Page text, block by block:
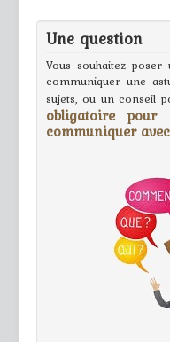
Une question
Vous souhaitez
communiquer une
sujets, ou un conseil
obligatoire
communiquer